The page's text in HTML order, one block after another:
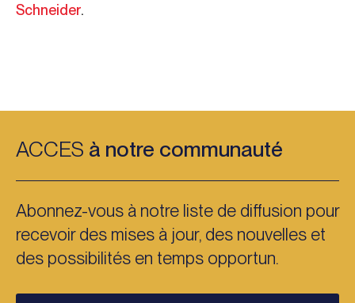
Schneider.
ACCES à notre communauté
Abonnez-vous à notre liste de diffusion pour
recevoir des mises à jour, des nouvelles et
des possibilités en temps opportun.